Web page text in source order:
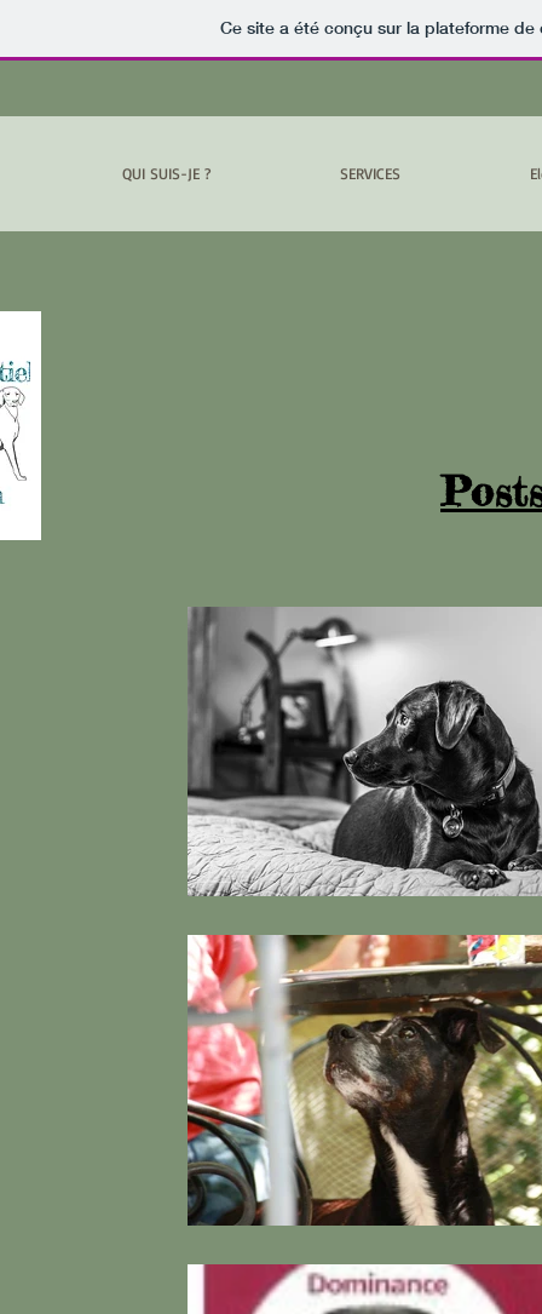
Ce site a été conçu sur la plateforme
QUI SUIS-JE ? SERVICES